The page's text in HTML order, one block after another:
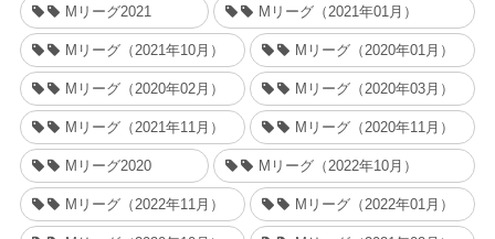
Mリーグ2021 Mリーグ（2021年01月）
Mリーグ（2021年10月） Mリーグ（2020年01月）
Mリーグ（2020年02月） Mリーグ（2020年03月）
Mリーグ（2021年11月） Mリーグ（2020年11月）
Mリーグ2020 Mリーグ（2022年10月）
Mリーグ（2022年11月） Mリーグ（2022年01月）